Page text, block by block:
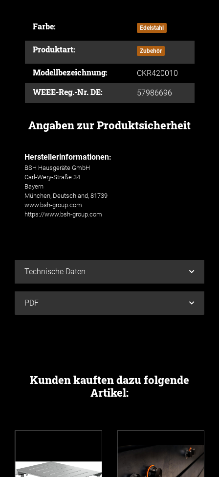
Produkteigenschaft
Wert
Farbe: Edelstahl
Produktart: Zubehör
Modellbezeichnung: CKR420010
WEEE-Reg.-Nr. DE: 57986696
Angaben zur Produktsicherheit
Herstellerinformationen:
BSH Hausgeräte GmbH
Carl-Wery-Straße 34
Bayern
München, Deutschland, 81739
www.bsh-group.com
https://www.bsh-group.com
Technische Daten
PDF
Kunden kauften dazu folgende
Artikel: